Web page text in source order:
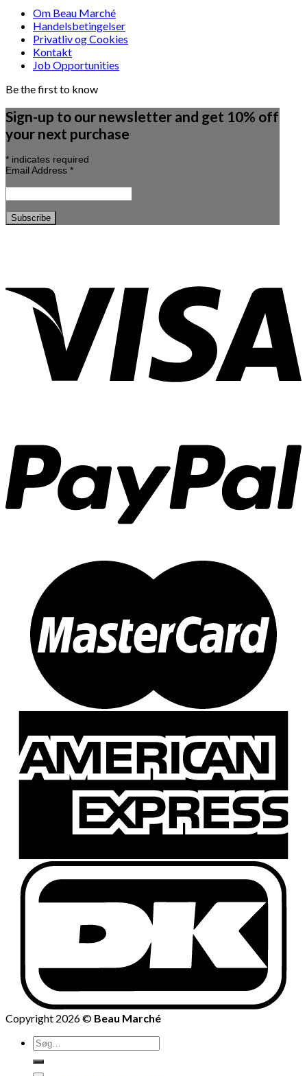
Om Beau Marché
Handelsbetingelser
Privatliv og Cookies
Kontakt
Job Opportunities
Be the first to know
Sign-up to our newsletter and get 10% off
your next purchase
* indicates required
Email Address *
Copyright 2026 © Beau Marché
Søg
efter: